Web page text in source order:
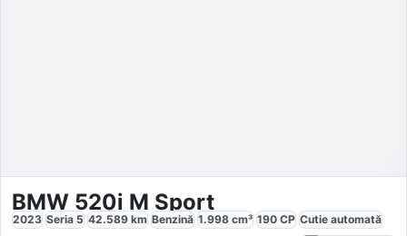
BMW 520i M Sport
2023 Seria 5 42.589 km Benzină 1.998 cm³ 190 CP Cutie automată